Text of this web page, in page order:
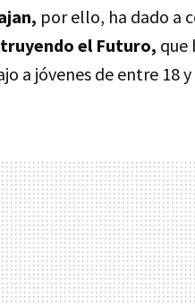
por ello, ha dado a
el Futuro, que
a jóvenes de entre 18 y